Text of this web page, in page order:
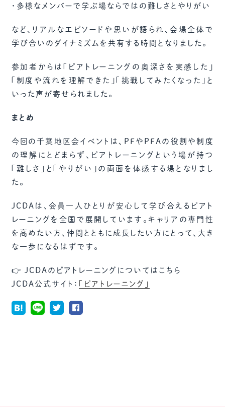
・多様なメンバーで学ぶ場ならではの難しさとやりがい
など、リアルなエピソードや思いが語られ、会場全体で
学び合いのダイナミズムを共有する時間となりました。
参加者からは「ピアトレーニングの奥深さを実感した」
「制度や流れを理解できた」「挑戦してみたくなった」と
いった声が寄せられました。
まとめ
今回の千葉地区会イベントは、PFやPFAの役割や制度
の理解にとどまらず、ピアトレーニングという場が持つ
「難しさ」と「やりがい」の両面を体感する場となりまし
た。
JCDAは、会員一人ひとりが安心して学び合えるピアト
レーニングを全国で展開しています。キャリアの専門性
を高めたい方、仲間とともに成長したい方にとって、大き
な一歩になるはずです。
👉 JCDAのピアトレーニングについてはこちら
JCDA公式サイト：
「ピアトレーニング」